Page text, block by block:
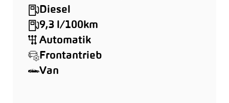
Diesel
9,3 l/100km
Automatik
Frontantrieb
Van